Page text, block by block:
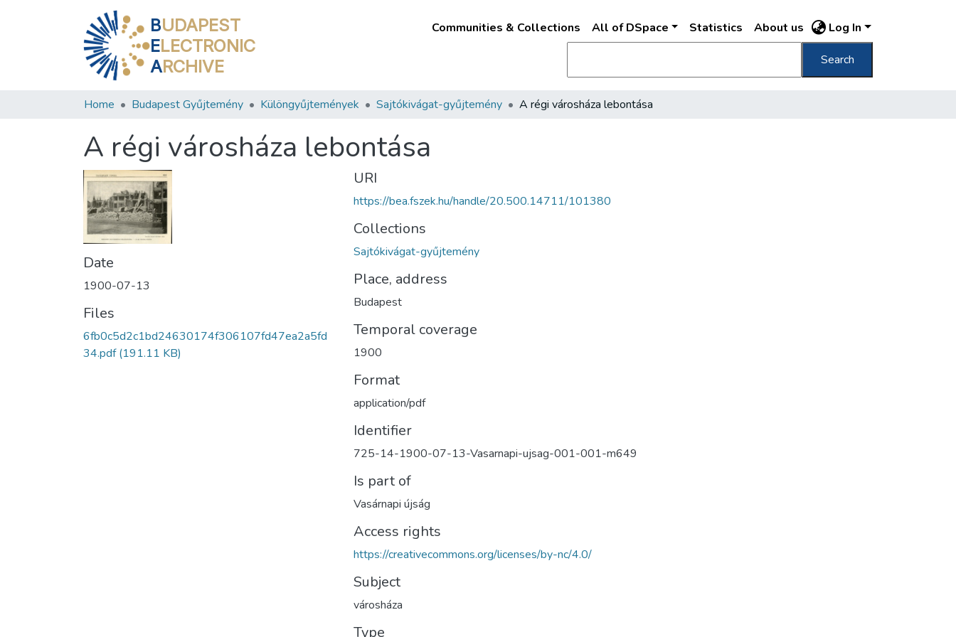
BUDAPEST
ELECTRONIC
ARCHIVE
Communities & Collections All of DSpace Statistics About us Log In
Search
Home Budapest Gyűjtemény Különgyűjtemények Sajtókivágat-gyűjtemény A régi városháza lebontása
A régi városháza lebontása
Date
1900-07-13
Files
6fb0c5d2c1bd24630174f306107fd47ea2a5fd
34.pdf(191.11 KB)
URI
https://bea.fszek.hu/handle/20.500.14711/101380
Collections
Sajtókivágat-gyűjtemény
Place, address
Budapest
Temporal coverage
1900
Format
application/pdf
Identifier
725-14-1900-07-13-Vasarnapi-ujsag-001-001-m649
Is part of
Vasárnapi újság
Access rights
https://creativecommons.org/licenses/by-nc/4.0/
Subject
városháza
Type